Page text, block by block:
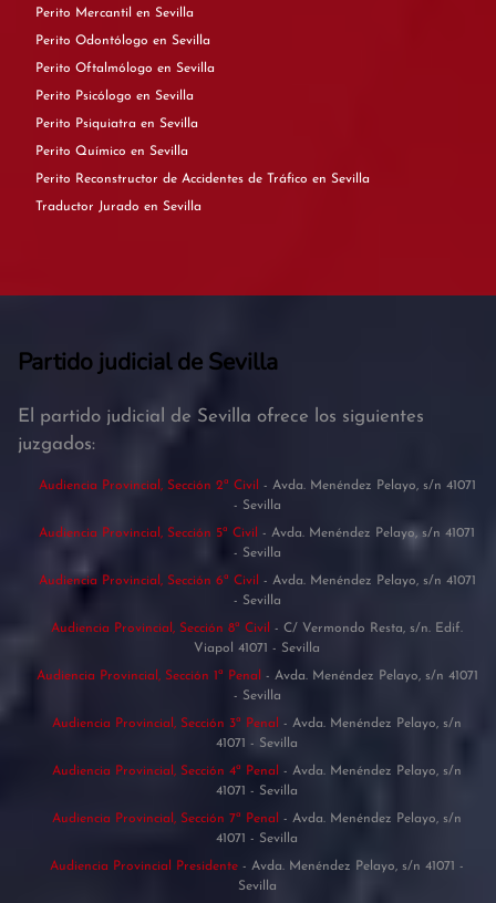
Perito Mercantil en Sevilla
Perito Odontólogo en Sevilla
Perito Oftalmólogo en Sevilla
Perito Psicólogo en Sevilla
Perito Psiquiatra en Sevilla
Perito Químico en Sevilla
Perito Reconstructor de Accidentes de Tráfico en Sevilla
Traductor Jurado en Sevilla
Partido judicial de Sevilla
El partido judicial de Sevilla ofrece los siguientes
juzgados:
Audiencia Provincial, Sección 2ª Civil - Avda. Menéndez Pelayo, s/n 41071
- Sevilla
Audiencia Provincial, Sección 5ª Civil - Avda. Menéndez Pelayo, s/n 41071
- Sevilla
Audiencia Provincial, Sección 6ª Civil - Avda. Menéndez Pelayo, s/n 41071
- Sevilla
Audiencia Provincial, Sección 8ª Civil - C/ Vermondo Resta, s/n. Edif.
Viapol 41071 - Sevilla
Audiencia Provincial, Sección 1ª Penal - Avda. Menéndez Pelayo, s/n 41071
- Sevilla
Audiencia Provincial, Sección 3ª Penal - Avda. Menéndez Pelayo, s/n
41071 - Sevilla
Audiencia Provincial, Sección 4ª Penal - Avda. Menéndez Pelayo, s/n
41071 - Sevilla
Audiencia Provincial, Sección 7ª Penal - Avda. Menéndez Pelayo, s/n
41071 - Sevilla
Audiencia Provincial Presidente - Avda. Menéndez Pelayo, s/n 41071 -
Sevilla